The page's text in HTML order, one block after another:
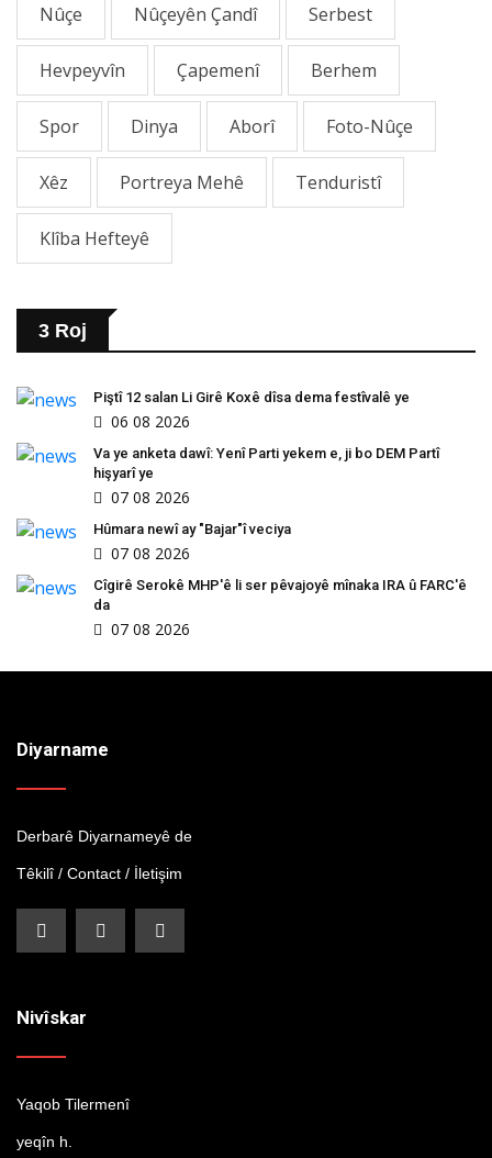
Nûçe Nûçeyên Çandî Serbest
Hevpeyvîn Çapemenî Berhem
Spor Dinya Aborî Foto-Nûçe
Xêz Portreya Mehê Tenduristî
Klîba Hefteyê
3 Roj
Piştî 12 salan Li Girê Koxê dîsa dema festîvalê ye
06 08 2026
Va ye anketa dawî: Yenî Parti yekem e, ji bo DEM Partî
hişyarî ye
07 08 2026
Hûmara newî ay "Bajar"î veciya
07 08 2026
Cîgirê Serokê MHP'ê li ser pêvajoyê mînaka IRA û FARC'ê
da
07 08 2026
Diyarname
Derbarê Diyarnameyê de
Têkilî / Contact / İletişim
Nivîskar
Yaqob Tilermenî
yeqîn h.